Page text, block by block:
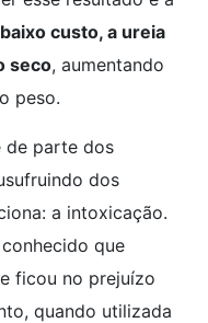
custo, a ureia
seco, aumentando
peso.
de parte dos
dos
a intoxicação.
que
ficou no prejuízo
quando utilizada